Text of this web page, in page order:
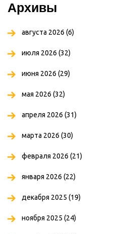
Архивы
августа 2026 (6)
июля 2026 (32)
июня 2026 (29)
мая 2026 (32)
апреля 2026 (31)
марта 2026 (30)
февраля 2026 (21)
января 2026 (22)
декабря 2025 (19)
ноября 2025 (24)